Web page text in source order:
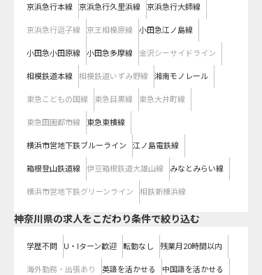
京浜急行本線 京浜急行久里浜線 京浜急行大師線
京浜急行逗子線 京王相模原線 小田急江ノ島線
小田急小田原線 小田急多摩線 金沢シーサイドライン
相模鉄道本線 相模鉄道いずみ野線 湘南モノレール
東急こどもの国線 東急目黒線 東急大井町線
東急田園都市線 東急東横線
横浜市営地下鉄ブルーライン 江ノ島電鉄線
箱根登山鉄道線 伊豆箱根鉄道大雄山線 みなとみらい線
横浜市営地下鉄グリーンライン 相鉄新横浜線
神奈川県の求人をこだわり条件で絞り込む
学歴不問 U・Iターン歓迎 転勤なし 残業月20時間以内
海外勤務・出張あり 英語を活かせる 中国語を活かせる